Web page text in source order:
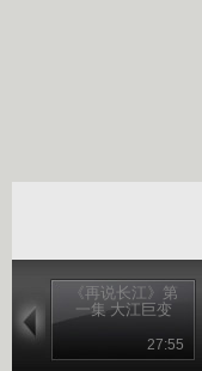
《再说长江》第
一集 大江巨变
27:55